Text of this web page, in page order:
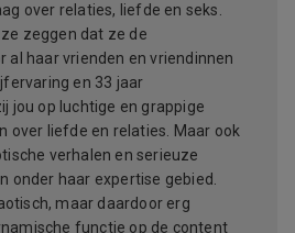
over relaties, liefde en seks.
zeggen dat ze de
al haar vrienden en vriendinnen
en 33 jaar
jou op luchtige en grappige
over liefde en relaties. Maar ook
verhalen en serieuze
onder haar expertise gebied.
maar daardoor erg
functie op de content